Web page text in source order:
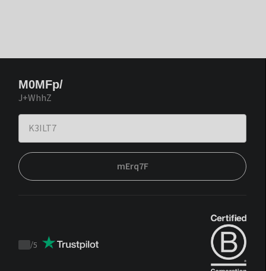
M0MFp/
J+WhhZ
mErq7F
Trustpilot
/5